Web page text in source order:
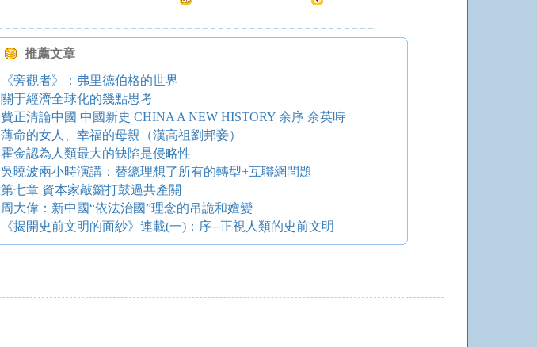
推薦文章
《旁觀者》：弗里德伯格的世界
關于經濟全球化的幾點思考
費正清論中國 中國新史 CHINA A NEW HISTORY 余序 余英時
薄命的女人、幸福的母親（漢高祖劉邦妾）
霍金認為人類最大的缺陷是侵略性
吳曉波兩小時演講：替總理想了所有的轉型+互聯網問題
第七章 資本家敲鑼打鼓過共產關
周大偉：新中國“依法治國”理念的吊詭和嬗變
《揭開史前文明的面紗》連載(一)：序─正視人類的史前文明